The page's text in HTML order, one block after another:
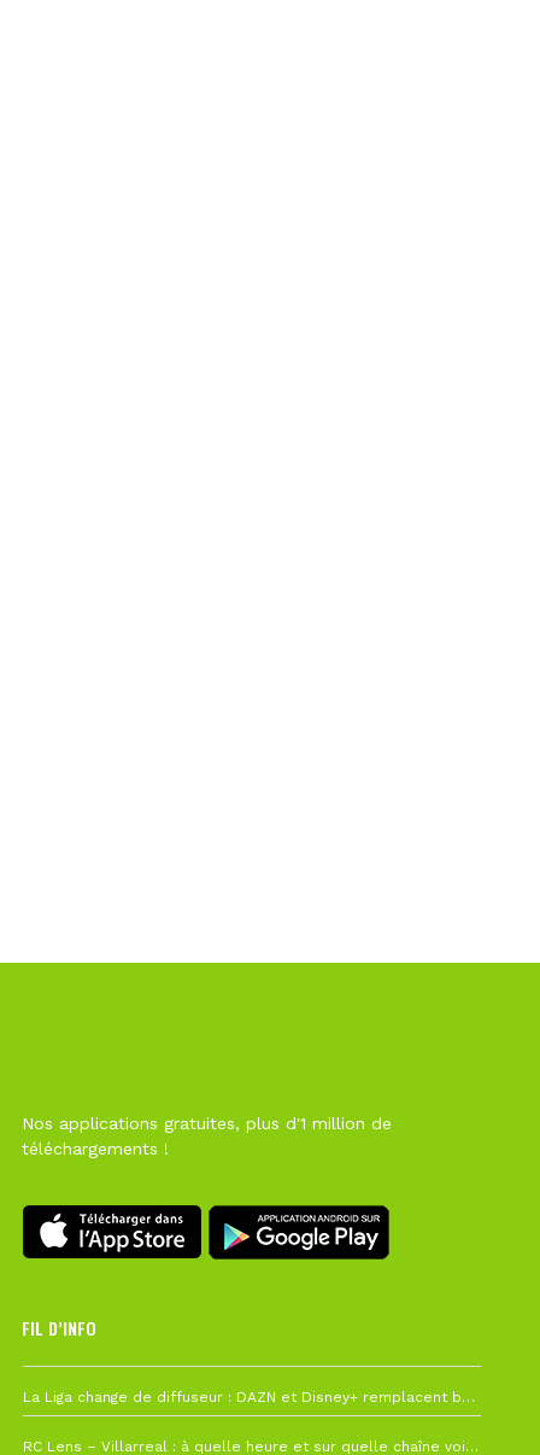
Nos applications gratuites, plus d'1 million de
téléchargements !
FIL D’INFO
La Liga change de diffuseur : DAZN et Disney+ remplacent beIN Sports !
RC Lens – Villarreal : à quelle heure et sur quelle chaîne voir la finale de la Como Cup ?